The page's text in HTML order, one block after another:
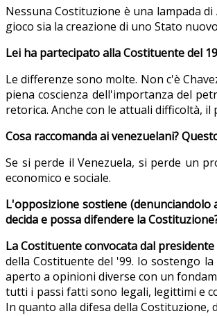
Nessuna Costituzione è una lampada
gioco sia la creazione di uno Stato
Lei ha partecipato alla Costituente del
Le differenze sono molte. Non c'è
piena coscienza dell'importanza del
retorica. Anche con le attuali difficoltà,
Cosa raccomanda ai venezuelani?
Se si perde il Venezuela, si perde un
economico e sociale.
L'opposizione sostiene
decida e possa difendere la
La Costituente convocata dal
della Costituente del '99. Io sostengo
aperto a opinioni diverse con un
tutti i passi fatti sono legali, legittimi e
In quanto alla difesa della Costituzione,